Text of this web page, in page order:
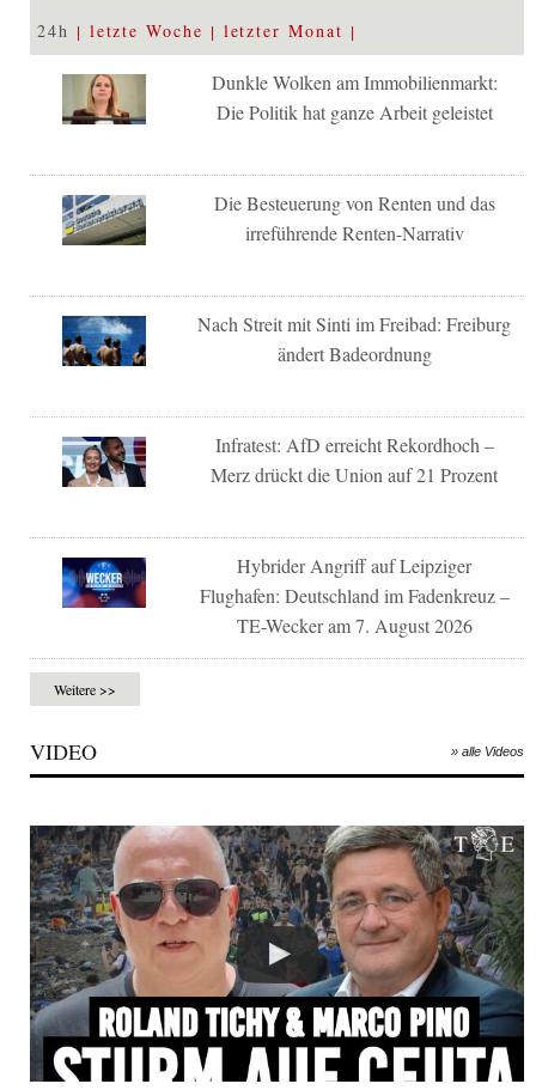
24h letzte Woche letzter Monat
Dunkle Wolken am Immobilienmarkt:
Die Politik hat ganze Arbeit geleistet
Die Besteuerung von Renten und das
irreführende Renten-Narrativ
Nach Streit mit Sinti im Freibad: Freiburg
ändert Badeordnung
Infratest: AfD erreicht Rekordhoch –
Merz drückt die Union auf 21 Prozent
Hybrider Angriff auf Leipziger
Flughafen: Deutschland im Fadenkreuz –
TE-Wecker am 7. August 2026
Weitere >>
VIDEO » alle Videos